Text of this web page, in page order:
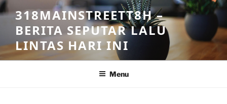
Skip
to
content
318MAINSTREETT8H –
BERITA SEPUTAR LALU
LINTAS HARI INI
Menu